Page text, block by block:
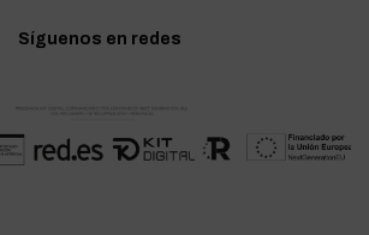
Síguenos en redes